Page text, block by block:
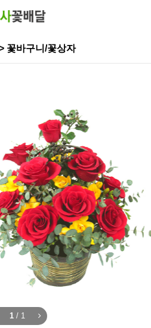
꽃바구니/꽃상자
1 / 1